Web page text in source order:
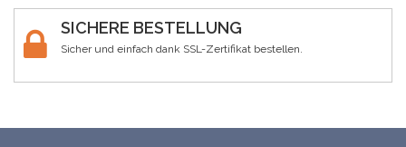
SICHERE BESTELLUNG
Sicher und einfach dank SSL-Zertifikat bestellen.